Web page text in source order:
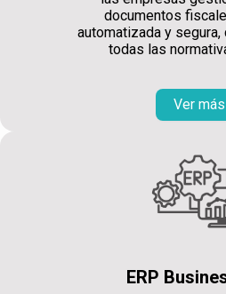
documentos
automatizada y
todas las
Ver más
ERP